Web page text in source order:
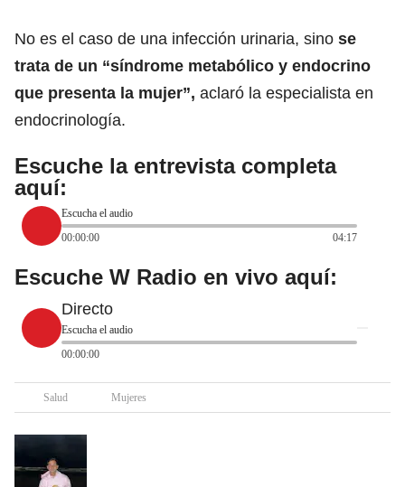
No es el caso de una infección urinaria, sino se
trata de un “síndrome metabólico y endocrino
que presenta la mujer”, aclaró la especialista en
endocrinología.
Escuche la entrevista completa
aquí:
Escucha el audio
00:00:00
04:17
Escuche W Radio en vivo aquí:
Directo
Escucha el audio
00:00:00
Salud Mujeres